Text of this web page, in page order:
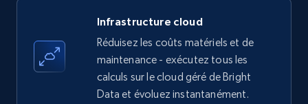
Employees in linkedin, About, Specialties, and
more.
3.5K+ Essai gratuit
Infrastructure cloud
Réduisez les coûts matériels et de
maintenance - exécutez tous les
calculs sur le cloud géré de Bright
Data et évoluez instantanément.